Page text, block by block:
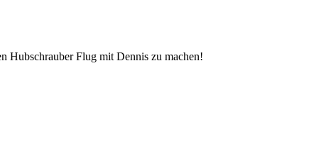
Hubschrauber Flug mit Dennis zu machen!